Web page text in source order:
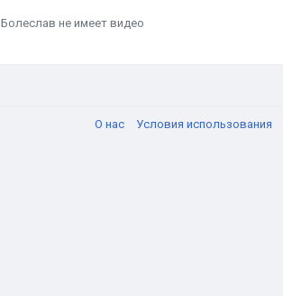
Болеслав не имеет видео
О нас Условия использования